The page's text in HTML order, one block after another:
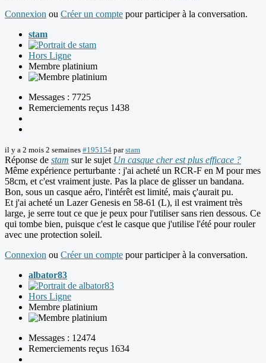
Connexion ou Créer un compte pour participer à la conversation.
stam
Hors Ligne
Membre platinium
Messages : 7725
Remerciements reçus 1438
il y a 2 mois 2 semaines #195154 parstam
Réponse de stam sur le sujet Un casque cher est plus efficace ?
Même expérience perturbante : j'ai acheté un RCR-F en M pour mes
58cm, et c'est vraiment juste. Pas la place de glisser un bandana.
Bon, sous un casque aéro, l'intérêt est limité, mais ç'aurait pu.
Et j'ai acheté un Lazer Genesis en 58-61 (L), il est vraiment très
large, je serre tout ce que je peux pour l'utiliser sans rien dessous. Ce
qui tombe bien, puisque c'est le casque que j'utilise l'été pour rouler
avec une protection soleil.
Connexion ou Créer un compte pour participer à la conversation.
albator83
Hors Ligne
Membre platinium
Messages : 12474
Remerciements reçus 1634